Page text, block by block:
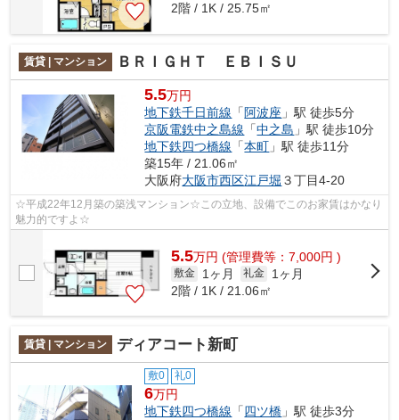
2階 / 1K / 25.75㎡
賃貸 | マンション ＢＲＩＧＨＴ ＥＢＩＳＵ
5.5万円
地下鉄千日前線 「 阿波座 」駅 徒歩5分
京阪電鉄中之島線 「中之島 」駅 徒歩10分
地下鉄四つ橋線 「本町 」駅 徒歩11分
築15年 / 21.06㎡
大阪府大阪市西区江戸堀 ３丁目4-20
☆平成22年12月築の築浅マンション☆この立地、設備でこのお家賃はかなり
魅力的ですよ☆
5.5万円 (管理費等：7,000円 )
敷金 1ヶ月 礼金
1ヶ月
2階 / 1K / 21.06㎡
賃貸 | マンション ディアコート新町
敷0 礼0
6万円
地下鉄四つ橋線 「四ツ橋 」駅 徒歩3分